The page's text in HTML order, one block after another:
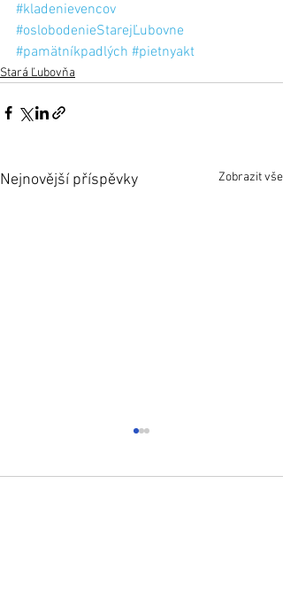
#kladenievencov
#oslobodenieStarejĽubovne
#pamätníkpadlých #pietnyakt
Stará Ľubovňa
Nejnovější příspěvky Zobrazit vše